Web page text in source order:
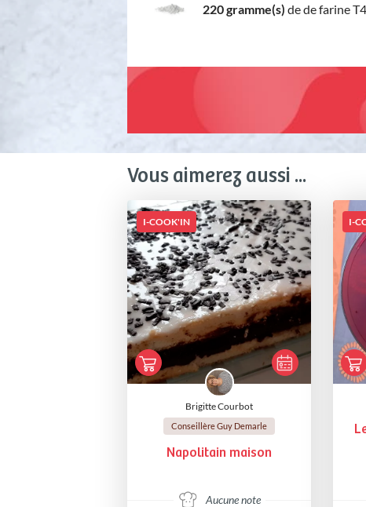
220 gramme(s) de de farine
Vous aimerez aussi ...
I-COOK'IN
Brigitte Courbot
Conseillère Guy Demarle
Napolitain maison
Aucune note
I-